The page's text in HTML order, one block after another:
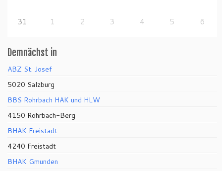
31 1 2 3 4 5 6
Demnächst in
ABZ St. Josef
5020 Salzburg
BBS Rohrbach HAK und HLW
4150 Rohrbach-Berg
BHAK Freistadt
4240 Freistadt
BHAK Gmunden